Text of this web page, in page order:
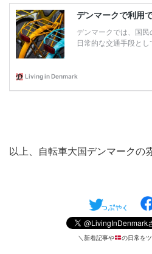
以上、自転車大国デンマークの
＼新着記事や の日常を